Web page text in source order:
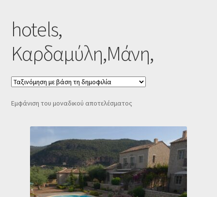
Δελτίο νέων
Επιβεβαίωση εγγραφής στο Newsletter του Dealistas.gr
Επικοινωνία
Καλάθι
Ο λογαριασμός μου
Ταμείο
hotels,
Καρδαμύλη,Μάνη,
Εμφάνιση του μοναδικού αποτελέσματος